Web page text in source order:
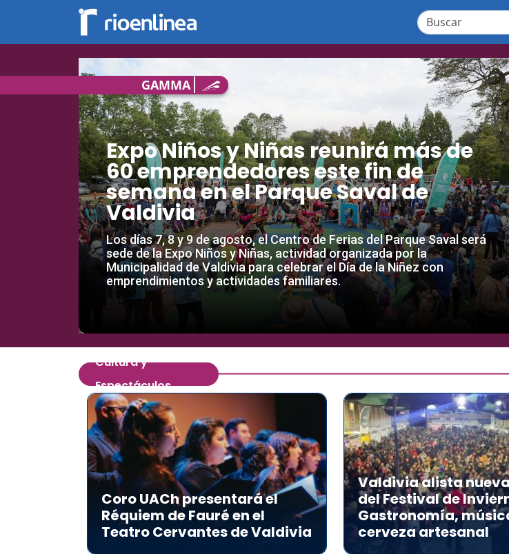
GAMMA
Expo Niños y Niñas reunirá más de
60 emprendedores este fin de
semana en el Parque Saval de
Valdivia
Los días 7, 8 y 9 de agosto, el Centro de Ferias del Parque Saval será
sede de la Expo Niños y Niñas, actividad organizada por la
Municipalidad de Valdivia para celebrar el Día de la Niñez con
emprendimientos y actividades familiares.
Cultura y
Espectáculos
Coro UACh presentará el
Réquiem de Fauré en el
Teatro Cervantes de Valdivia
Valdivia alista
del Festival de
Gastronomía,
cerveza artesanal